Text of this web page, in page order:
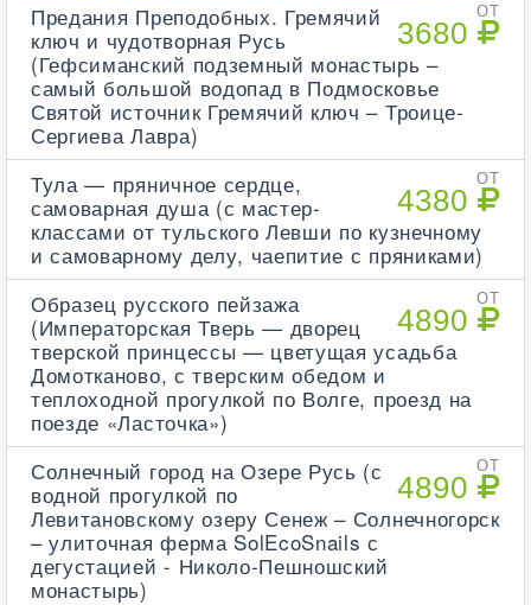
ОТ
3680
Предания Преподобных. Гремячий
ключ и чудотворная Русь
(Гефсиманский подземный монастырь –
самый большой водопад в Подмосковье
Святой источник Гремячий ключ – Троице-
Сергиева Лавра)
ОТ
4380
Тула — пряничное сердце,
самоварная душа (с мастер-
классами от тульского Левши по кузнечному
и самоварному делу, чаепитие с пряниками)
ОТ
4890
Образец русского пейзажа
(Императорская Тверь — дворец
тверской принцессы — цветущая усадьба
Домотканово, с тверским обедом и
теплоходной прогулкой по Волге, проезд на
поезде «Ласточка»)
ОТ
4890
Солнечный город на Озере Русь (с
водной прогулкой по
Левитановскому озеру Сенеж – Солнечногорск
– улиточная ферма SolEcoSnails с
дегустацией - Николо-Пешношский
монастырь)